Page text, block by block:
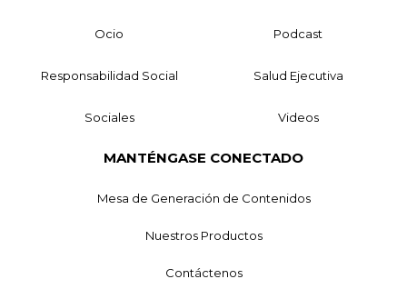
Ocio Podcast
Responsabilidad Social Salud Ejecutiva
Sociales Videos
MANTÉNGASE CONECTADO
Mesa de Generación de Contenidos
Nuestros Productos
Contáctenos